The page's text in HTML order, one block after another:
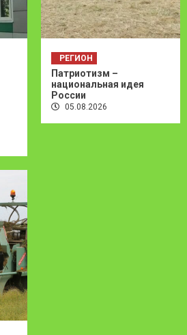
РЕГИОН
Патриотизм –
национальная идея
России
05.08.2026